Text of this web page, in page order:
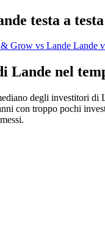
testa a testa
Grow vs Lande Lande
Lande nel
degli investitori di
con troppo pochi